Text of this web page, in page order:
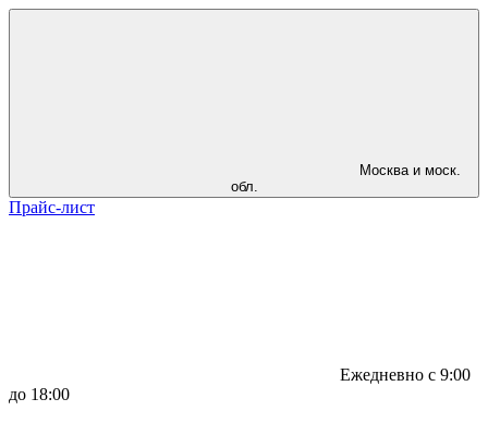
Москва и моск.
обл.
Прайс-лист
Ежедневно с 9:00
до 18:00